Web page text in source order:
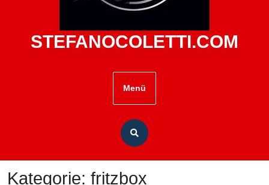
STEFANOCOLETTI.COM
Menü
Kategorie: fritzbox